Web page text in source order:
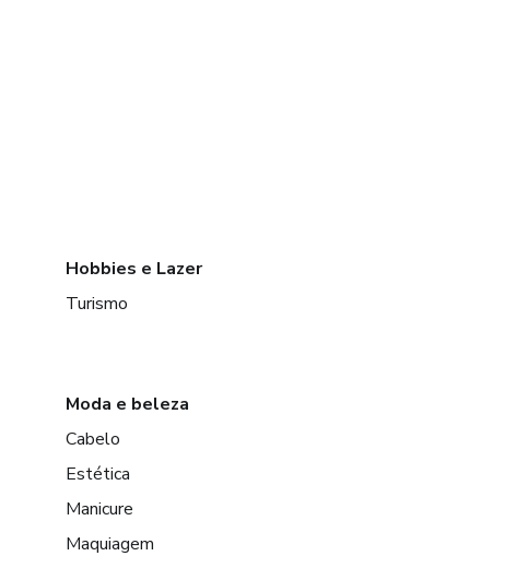
Hobbies e Lazer
Turismo
Moda e beleza
Cabelo
Estética
Manicure
Maquiagem